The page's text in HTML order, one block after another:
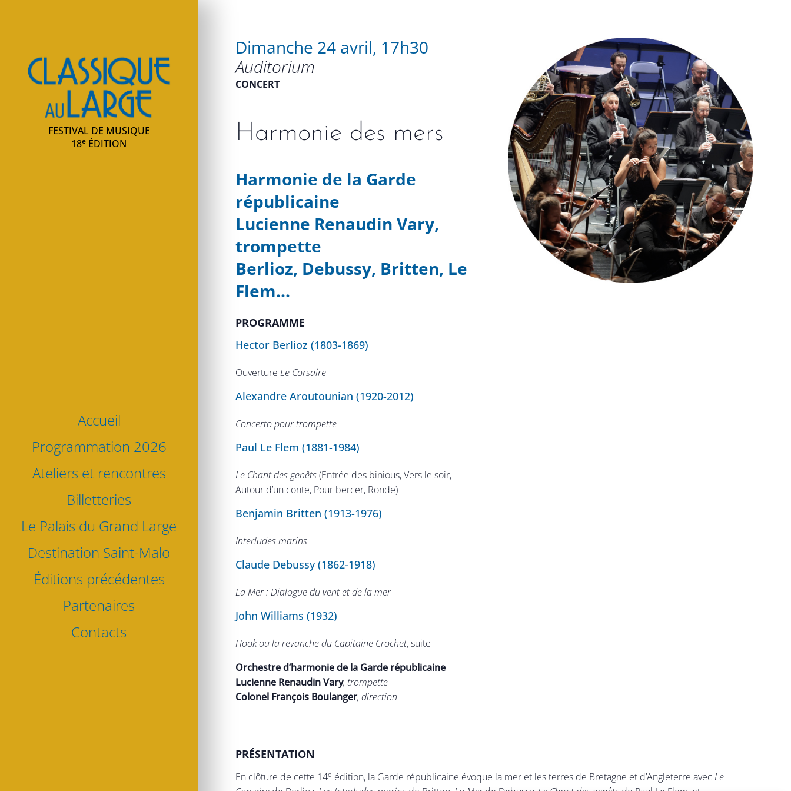
Classique au large
FESTIVAL DE MUSIQUE
18e ÉDITION
Accueil
Programmation 2026
Ateliers et rencontres
Billetteries
Le Palais du Grand Large
Destination Saint-Malo
Éditions précédentes
Partenaires
Contacts
Dimanche 24 avril, 17h30
Auditorium
CONCERT
Harmonie des mers
Harmonie de la Garde
républicaine
Lucienne Renaudin Vary,
trompette
Berlioz, Debussy, Britten, Le
Flem...
PROGRAMME
Hector Berlioz (1803-1869)
Ouverture Le Corsaire
Alexandre Aroutounian (1920-2012)
Concerto pour trompette
Paul Le Flem (1881-1984)
Le Chant des genêts(Entrée des binious, Vers le soir,
Autour d’un conte, Pour bercer, Ronde)
Benjamin Britten (1913-1976)
Interludes marins
Claude Debussy (1862-1918)
La Mer : Dialogue du vent et de la mer
John Williams (1932)
Hook ou la revanche du Capitaine Crochet, suite
Orchestre d’harmonie de la Garde républicaine
Lucienne Renaudin Vary, trompette
Colonel François Boulanger, direction
PRÉSENTATION
En clôture de cette 14e édition, la Garde républicaine évoque la mer et les terres de Bretagne et d’Angleterre avec Le